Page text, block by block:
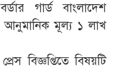
গার্ড বাংলাদেশ
আনুমানিক মূল্য ১ লাখ
বিজ্ঞপ্তিতে বিষয়টি